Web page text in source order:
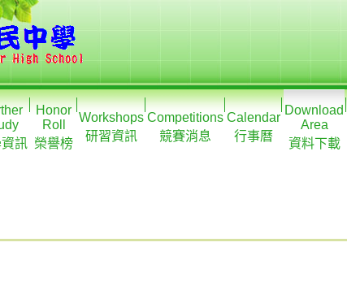
訊
Honor
Roll
榮譽榜
Workshops
研習資訊
Competitions
競賽消息
Calendar
行事曆
Download
Area
資料下載